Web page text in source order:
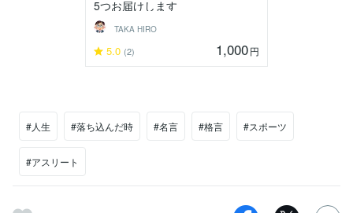
5つお届けします
TAKA HIRO
5.0 (2) 1,000円
#人生 #落ち込んだ時 #名言 #格言 #スポーツ
#アスリート